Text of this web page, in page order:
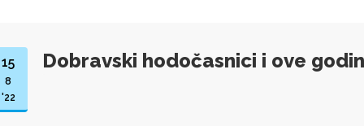
15
8
'22
Dobravski hodočasnici i ove